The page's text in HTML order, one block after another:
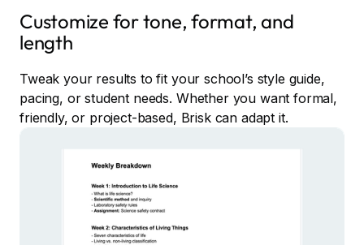
Customize for tone, format, and
length
Tweak your results to fit your school’s style guide,
pacing, or student needs. Whether you want formal,
friendly, or project-based, Brisk can adapt it.